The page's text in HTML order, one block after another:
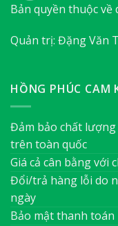
Bản quyền thuộc về
Quản trị: Đặng Văn
HỒNG PHÚC CAM
Đảm bảo chất
trên toàn quốc
Giá cả cân bằng với
Đổi/trả hàng lỗi do
ngày
Bảo mật thanh